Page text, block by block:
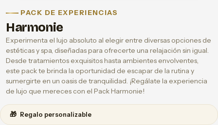
PACK DE EXPERIENCIAS
Harmonie
Experimenta el lujo absoluto al elegir entre diversas opciones de
estéticas y spa, diseñadas para ofrecerte una relajación sin igual.
Desde tratamientos exquisitos hasta ambientes envolventes,
este pack te brinda la oportunidad de escapar de la rutina y
sumergirte en un oasis de tranquilidad. ¡Regálate la experiencia
de lujo que mereces con el Pack Harmonie!
🎁 Regalo personalizable